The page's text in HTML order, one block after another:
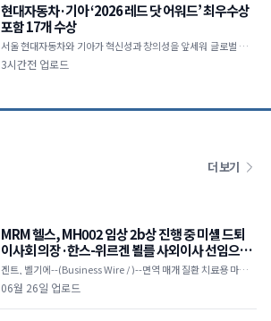
현대자동차·기아 ‘2026 레드 닷 어워드’ 최우수상
포함 17개 수상
서울 현대자동차와 기아가 혁신성과 창의성을 앞세워 글로벌 디자
인 시상식에서 17개의 상을 휩쓸며 브랜드 경쟁력을 다시 한번 입
3시간전 업로드
더 보기
MRM 헬스, MH002 임상 2b상 진행 중 미셸 드퇴
이사회 의장·한스-위르겐 뵐를 사외이사 선임으로
이사회 강화
겐트, 벨기에--(Business Wire / )--면역 매개 질환 치료용 마이크
로바이옴 기반 치료제를 개발 중인 임상 단계 바이오텍인 MRM 헬
06월 26일 업로드